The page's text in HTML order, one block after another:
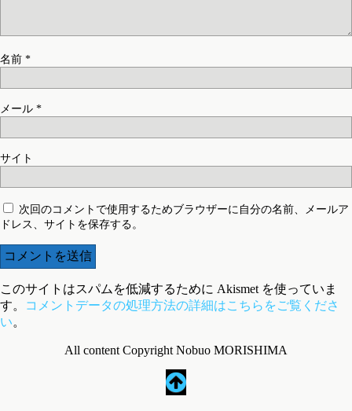
名前 *
メール *
サイト
次回のコメントで使用するためブラウザーに自分の名前、メールア
ドレス、サイトを保存する。
このサイトはスパムを低減するために Akismet を使っていま
す。
コメントデータの処理方法の詳細はこちらをご覧くださ
い。
All content Copyright Nobuo MORISHIMA